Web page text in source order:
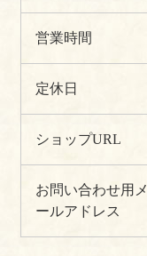
営業時間
定休日
ショップURL
お問い合わせ用メ
ールアドレス